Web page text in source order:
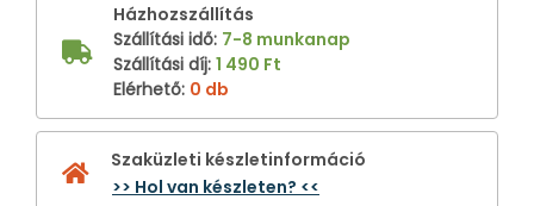
Házhozszállítás
Szállítási idő: 7-8 munkanap
Szállítási díj: 1 490 Ft
Elérhető: 0 db
Szaküzleti készletinformáció
>> Hol van készleten? <<